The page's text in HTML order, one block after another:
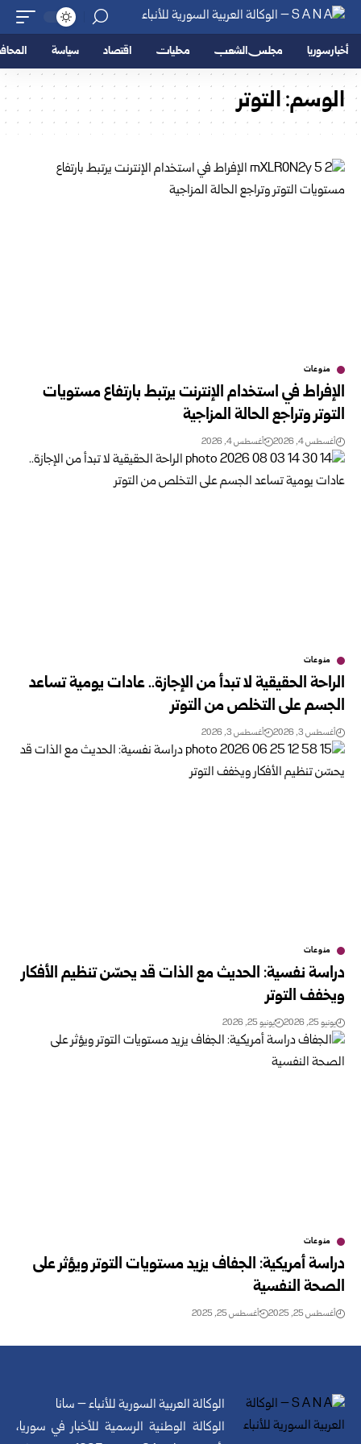
أخبار سوريا مجلس الشعب محليات اقتصاد سياسة
الوسم:التوتر
منوعات
الإفراط في استخدام الإنترنت يرتبط بارتفاع مستويات
التوتر وتراجع الحالة المزاجية
أغسطس 4, 2026 أغسطس 4, 2026
منوعات
الراحة الحقيقية لا تبدأ من الإجازة.. عادات يومية تساعد
الجسم على التخلص من التوتر
أغسطس 3, 2026 أغسطس 3, 2026
منوعات
دراسة نفسية: الحديث مع الذات قد يحسّن تنظيم الأفكار
ويخفف التوتر
يونيو 25, 2026 يونيو 25, 2026
منوعات
دراسة أمريكية: الجفاف يزيد مستويات التوتر ويؤثر على
الصحة النفسية
أغسطس 25, 2025 أغسطس 25, 2025
الوكالة العربية السورية للأنباء – سانا
الوكالة الوطنية الرسمية للأخبار في سوريا،